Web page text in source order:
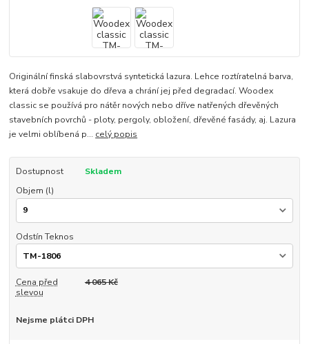
Originální finská slabovrstvá syntetická lazura. Lehce roztíratelná barva,
která dobře vsakuje do dřeva a chrání jej před degradací. Woodex
classic se používá pro nátěr nových nebo dříve natřených dřevěných
stavebních povrchů - ploty, pergoly, obložení, dřevěné fasády, aj. Lazura
je velmi oblíbená p... celý popis
Dostupnost
Skladem
Objem (l)
Odstín Teknos
Cena před
slevou
4 065 Kč
Nejsme plátci DPH